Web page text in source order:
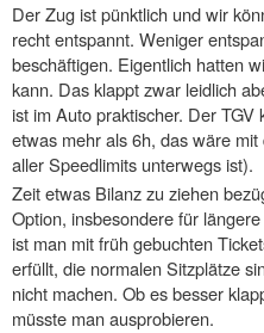
Der Zug ist pünktlich und wir
recht entspannt. Weniger
beschäftigen. Eigentlich hatten
kann. Das klappt zwar leidlich
ist im Auto praktischer. Der
etwas mehr als 6h, das wäre
aller Speedlimits unterwegs ist).
Zeit etwas Bilanz zu ziehen
Option, insbesondere für
ist man mit früh gebuchten
erfüllt, die normalen Sitzplätze
nicht machen. Ob es besser
müsste man ausprobieren.